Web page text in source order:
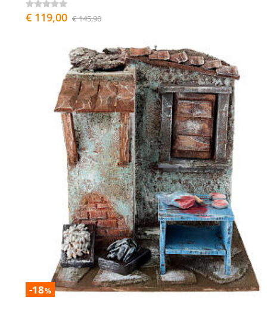
€ 119,00 € 145,90
-18%